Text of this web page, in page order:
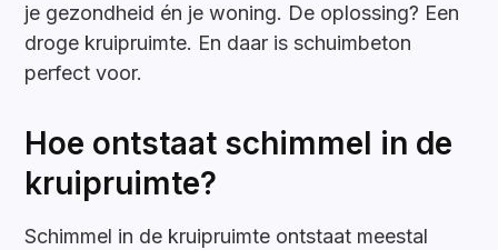
je gezondheid én je woning. De oplossing? Een
droge kruipruimte. En daar is schuimbeton
perfect voor.
Hoe ontstaat schimmel in de
kruipruimte?
Schimmel in de kruipruimte ontstaat meestal